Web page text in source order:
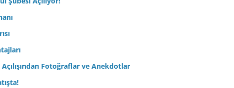
Fotoğraflar ve Anekdotlar